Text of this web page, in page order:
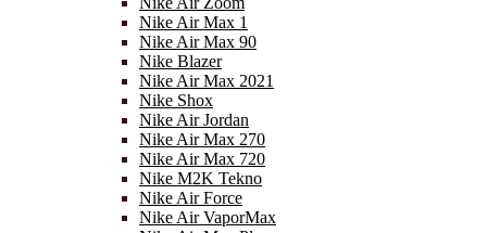
Nike Air Max 1
Nike Air Max 90
Nike Blazer
Nike Air Max 2021
Nike Shox
Nike Air Jordan
Nike Air Max 270
Nike Air Max 720
Nike M2K Tekno
Nike Air Force
Nike Air VaporMax